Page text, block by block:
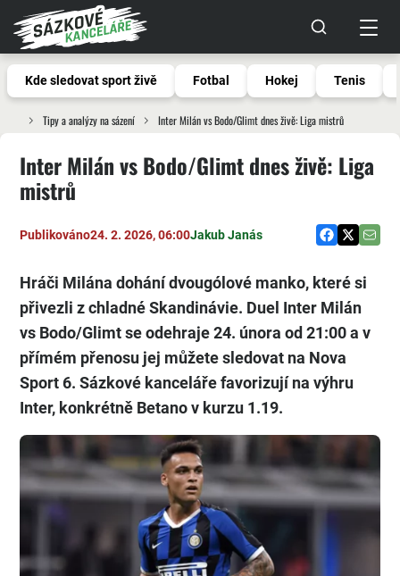
Kde sledovat sport živě Fotbal Hokej Tenis
Tipy a analýzy na sázení Inter Milán vs Bodo/Glimt dnes živě: Liga mistrů
Inter Milán vs Bodo/Glimt dnes živě: Liga
mistrů
Publikováno24. 2. 2026, 06:00Jakub Janás
Hráči Milána dohání dvougólové manko, které si
přivezli z chladné Skandinávie. Duel Inter Milán
vs Bodo/Glimt se odehraje 24. února od 21:00 a v
přímém přenosu jej můžete sledovat na Nova
Sport 6. Sázkové kanceláře favorizují na výhru
Inter, konkrétně Betano v kurzu 1.19.